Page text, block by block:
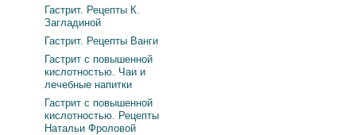
Гастрит. Рецепты К.
Загладиной
Гастрит. Рецепты Ванги
Гастрит с повышенной
кислотностью. Чаи и
лечебные напитки
Гастрит с повышенной
кислотностью. Рецепты
Натальи Фроловой